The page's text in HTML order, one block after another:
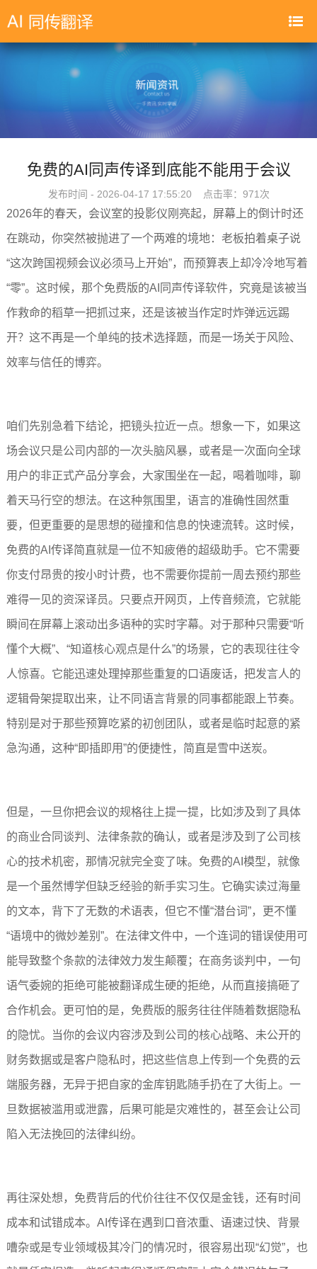
免费的AI同声传译到底能不能用于会议
发布时间 - 2026-04-17 17:55:20 点击率： 971次
2026年的春天，会议室的投影仪刚亮起，屏幕上的倒计时还
在跳动，你突然被抛进了一个两难的境地：老板拍着桌子说
“这次跨国视频会议必须马上开始”，而预算表上却冷冷地写着
“零”。这时候，那个免费版的AI同声传译软件，究竟是该被当
作救命的稻草一把抓过来，还是该被当作定时炸弹远远踢
开？这不再是一个单纯的技术选择题，而是一场关于风险、
效率与信任的博弈。
咱们先别急着下结论，把镜头拉近一点。想象一下，如果这
场会议只是公司内部的一次头脑风暴，或者是一次面向全球
用户的非正式产品分享会，大家围坐在一起，喝着咖啡，聊
着天马行空的想法。在这种氛围里，语言的准确性固然重
要，但更重要的是思想的碰撞和信息的快速流转。这时候，
免费的AI传译简直就是一位不知疲倦的超级助手。它不需要
你支付昂贵的按小时计费，也不需要你提前一周去预约那些
难得一见的资深译员。只要点开网页，上传音频流，它就能
瞬间在屏幕上滚动出多语种的实时字幕。对于那种只需要“听
懂个大概”、“知道核心观点是什么”的场景，它的表现往往令
人惊喜。它能迅速处理掉那些重复的口语废话，把发言人的
逻辑骨架提取出来，让不同语言背景的同事都能跟上节奏。
特别是对于那些预算吃紧的初创团队，或者是临时起意的紧
急沟通，这种“即插即用”的便捷性，简直是雪中送炭。
但是，一旦你把会议的规格往上提一提，比如涉及到了具体
的商业合同谈判、法律条款的确认，或者是涉及到了公司核
心的技术机密，那情况就完全变了味。免费的AI模型，就像
是一个虽然博学但缺乏经验的新手实习生。它确实读过海量
的文本，背下了无数的术语表，但它不懂“潜台词”，更不懂
“语境中的微妙差别”。在法律文件中，一个连词的错误使用可
能导致整个条款的法律效力发生颠覆；在商务谈判中，一句
语气委婉的拒绝可能被翻译成生硬的拒绝，从而直接搞砸了
合作机会。更可怕的是，免费版的服务往往伴随着数据隐私
的隐忧。当你的会议内容涉及到公司的核心战略、未公开的
财务数据或是客户隐私时，把这些信息上传到一个免费的云
端服务器，无异于把自家的金库钥匙随手扔在了大街上。一
旦数据被滥用或泄露，后果可能是灾难性的，甚至会让公司
陷入无法挽回的法律纠纷。
再往深处想，免费背后的代价往往不仅仅是金钱，还有时间
成本和试错成本。AI传译在遇到口音浓重、语速过快、背景
嘈杂或是专业领域极其冷门的情况时，很容易出现“幻觉”，也